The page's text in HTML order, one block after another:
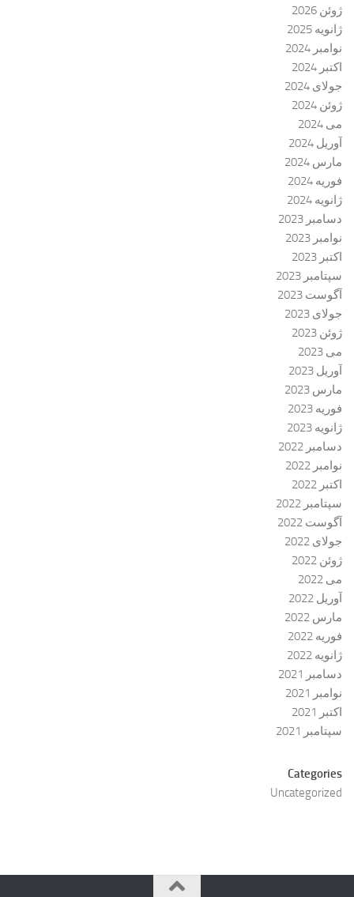
ژوئن 2026
ژانویه 2025
نوامبر 2024
اکتبر 2024
جولای 2024
ژوئن 2024
می 2024
آوریل 2024
مارس 2024
فوریه 2024
ژانویه 2024
دسامبر 2023
نوامبر 2023
اکتبر 2023
سپتامبر 2023
آگوست 2023
جولای 2023
ژوئن 2023
می 2023
آوریل 2023
مارس 2023
فوریه 2023
ژانویه 2023
دسامبر 2022
نوامبر 2022
اکتبر 2022
سپتامبر 2022
آگوست 2022
جولای 2022
ژوئن 2022
می 2022
آوریل 2022
مارس 2022
فوریه 2022
ژانویه 2022
دسامبر 2021
نوامبر 2021
اکتبر 2021
سپتامبر 2021
Categories
Uncategorized